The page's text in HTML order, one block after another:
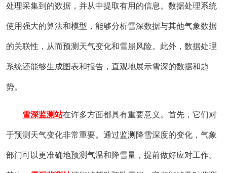
处理采集到的数据，并从中提取有用的信息。数据处理系统
使用强大的算法和模型，能够分析雪深数据与其他气象数据
的关联性，从而预测天气变化和雪崩风险。此外，数据处理
系统还能够生成图表和报告，直观地展示雪深的数据和趋
势。
雪深监测站在许多方面都具有重要意义。首先，它们对
于预测天气变化非常重要。通过监测降雪深度的变化，气象
部门可以更准确地预测气温和降雪量，提前做好应对工作。